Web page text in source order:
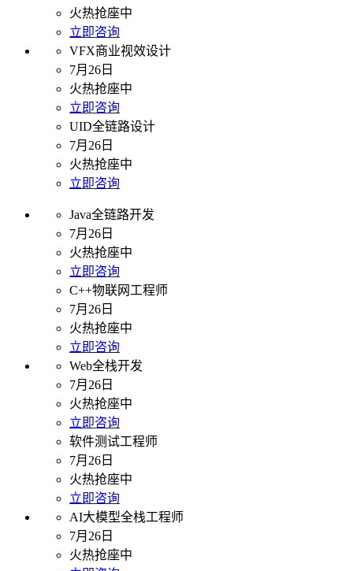
火热抢座中
立即咨询
VFX商业视效设计
7月26日
火热抢座中
立即咨询
UID全链路设计
7月26日
火热抢座中
立即咨询
Java全链路开发
7月26日
火热抢座中
立即咨询
C++物联网工程师
7月26日
火热抢座中
立即咨询
Web全栈开发
7月26日
火热抢座中
立即咨询
软件测试工程师
7月26日
火热抢座中
立即咨询
AI大模型全栈工程师
7月26日
火热抢座中